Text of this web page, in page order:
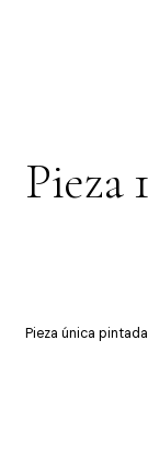
Pieza
Pieza única